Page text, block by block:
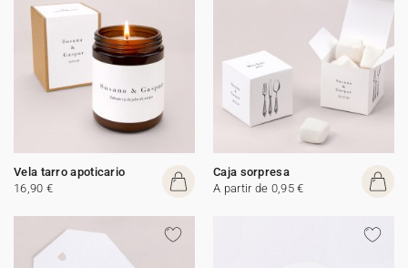
Vela tarro apoticario
16,90 €
Caja sorpresa
A partir de 0,95 €